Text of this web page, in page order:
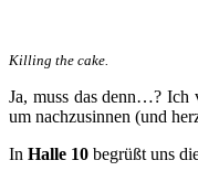
Killing the cake.
Ja, muss das denn…? Ich
um nachzusinnen (und
In Halle 10 begrüßt uns